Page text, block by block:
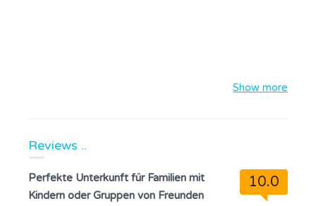
Show more
Reviews ..
10.0
Perfekte Unterkunft für Familien mit
Kindern oder Gruppen von Freunden